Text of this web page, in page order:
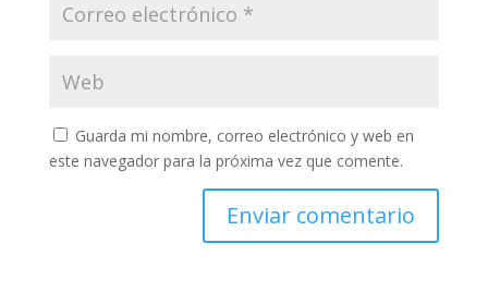
Guarda mi nombre, correo electrónico y web en
este navegador para la próxima vez que comente.